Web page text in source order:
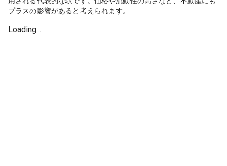
プラスの影響があると考えられます。
Loading...